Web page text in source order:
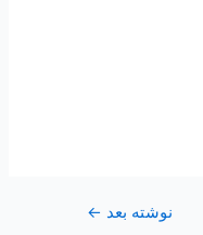
نوشته بعد ←